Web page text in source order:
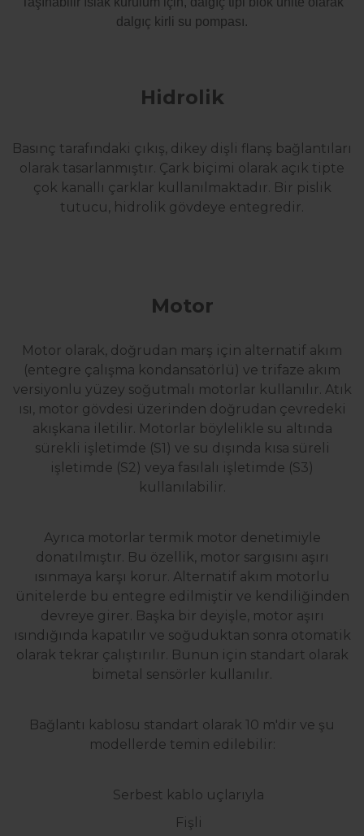
dalgıç kirli su pompası.
Hidrolik
Basınç tarafındaki çıkış, dikey dişli flanş bağlantıları
olarak tasarlanmıştır. Çark biçimi olarak açık tipte
çok kanallı çarklar kullanılmaktadır. Bir pislik
tutucu, hidrolik gövdeye entegredir.
Motor
Motor olarak, doğrudan marş için alternatif akım
(entegre çalışma kondansatörlü) ve trifaze akım
versiyonlu yüzey soğutmalı motorlar kullanılır. Atık
ısı, motor gövdesi üzerinden doğrudan çevredeki
akışkana iletilir. Motorlar böylelikle su altında
sürekli işletimde (S1) ve su dışında kısa süreli
işletimde (S2) veya fasılalı işletimde (S3)
kullanılabilir.
Ayrıca motorlar termik motor denetimiyle
donatılmıştır. Bu özellik, motor sargısını aşırı
ısınmaya karşı korur. Alternatif akım motorlu
ünitelerde bu entegre edilmiştir ve kendiliğinden
devreye girer. Başka bir deyişle, motor aşırı
ısındığında kapatılır ve soğuduktan sonra otomatik
olarak tekrar çalıştırılır. Bunun için standart olarak
bimetal sensörler kullanılır.
Bağlantı kablosu standart olarak 10 m'dir ve şu
modellerde temin edilebilir:
Serbest kablo uçlarıyla
Fişli